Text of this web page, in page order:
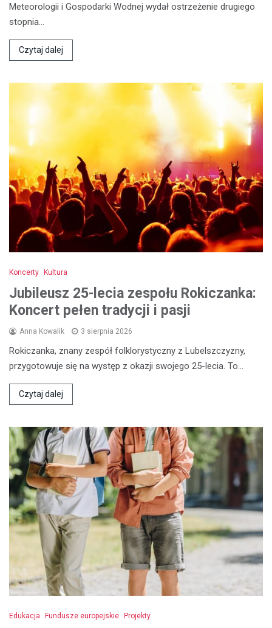
Meteorologii i Gospodarki Wodnej wydał ostrzeżenie drugiego
stopnia…
Czytaj dalej
Koncerty Kultura
Jubileusz 25-lecia zespołu Rokiczanka:
Koncert pełen tradycji i pasji
Anna Kowalik 3 sierpnia 2026
Rokiczanka, znany zespół folklorystyczny z Lubelszczyzny,
przygotowuje się na występ z okazji swojego 25-lecia. To…
Czytaj dalej
Edukacja Fundusze europejskie Projekty